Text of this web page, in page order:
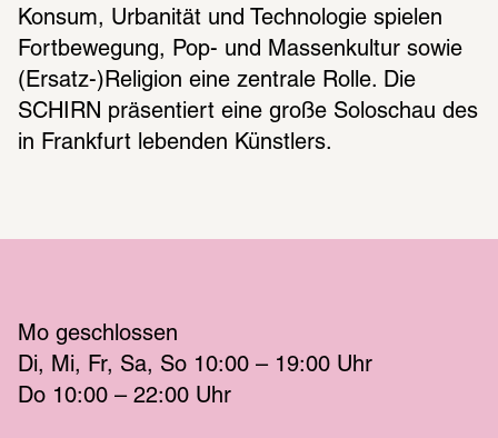
Konsum, Urbanität und Technologie spielen
Fortbewegung, Pop- und Massenkultur sowie
(Ersatz-)Religion eine zentrale Rolle. Die
SCHIRN präsentiert eine große Soloschau des
in Frankfurt lebenden Künstlers.
Mo geschlossen
Di
Mi Fr Sa So 10:00 – 19:00 Uhr
Do 10:00 – 22:00 Uhr